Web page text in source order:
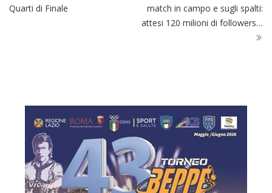
Quarti di Finale
match in campo e sugli spalti:
attesi 120 milioni di followers…